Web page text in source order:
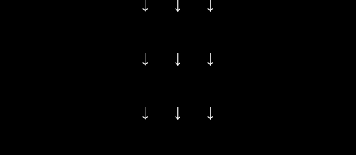
↓ ↓ ↓
↓ ↓ ↓